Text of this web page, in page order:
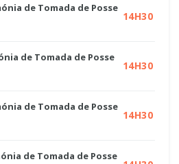
de Tomada de Posse
14H30
de Tomada de Posse
14H30
de Tomada de Posse
14H30
de Tomada de Posse